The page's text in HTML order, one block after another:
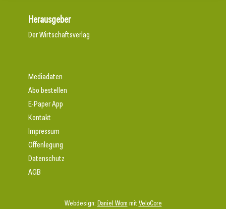
Herausgeber
Der Wirtschaftsverlag
Webdesign: Daniel Wom mitVeloCore
Mediadaten
Abo bestellen
E-Paper App
Kontakt
Impressum
Offenlegung
Datenschutz
AGB